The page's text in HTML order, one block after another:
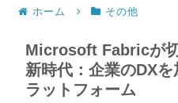
ホーム その他
Microsoft Fabricが
新時代：企業のDX
ラットフォーム